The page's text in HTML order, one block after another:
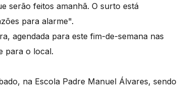
serão feitos amanhã. O surto está
para alarme".
agendada para este fim-de-semana nas
para o local.
na Escola Padre Manuel Álvares, sendo